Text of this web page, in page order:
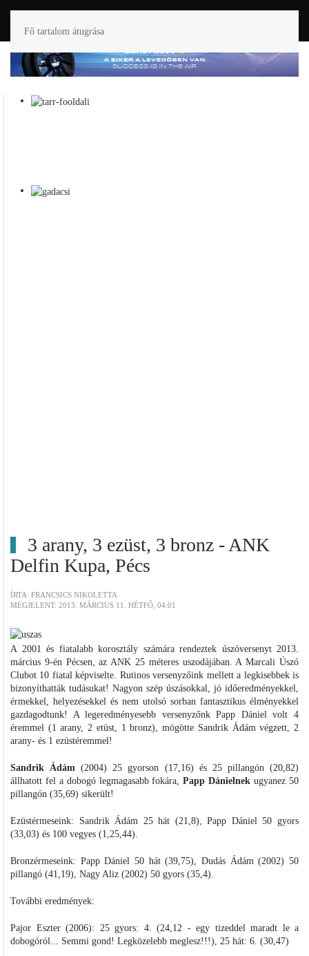
Fő tartalom átugrása
3 arany, 3 ezüst, 3 bronz - ANK
Delfin Kupa, Pécs
ÍRTA: FRANCSICS NIKOLETTA
MEGJELENT: 2013. MÁRCIUS 11. HÉTFŐ, 04:01
A 2001 és fiatalabb korosztály számára rendeztek úszóversenyt 2013.
március 9-én Pécsen, az ANK 25 méteres uszodájában. A Marcali Úszó
Clubot 10 fiatal képviselte. Rutinos versenyzőink mellett a legkisebbek is
bizonyíthatták tudásukat! Nagyon szép úszásokkal, jó időeredményekkel,
érmekkel, helyezésekkel és nem utolsó sorban fantasztikus élményekkel
gazdagodtunk! A legeredményesebb versenyzőnk Papp Dániel volt 4
éremmel (1 arany, 2 etüst, 1 bronz), mögötte Sandrik Ádám végzett, 2
arany- és 1 ezüstéremmel!
Sandrik Ádám (2004) 25 gyorson (17,16) és 25 pillangón (20,82)
állhatott fel a dobogó legmagasabb fokára,Papp Dánielnek ugyanez 50
pillangón (35,69) sikerült!
Ezüstérmeseink: Sandrik Ádám 25 hát (21,8), Papp Dániel 50 gyors
(33,03) és 100 vegyes (1,25,44).
Bronzérmeseink: Papp Dániel 50 hát (39,75), Dudás Ádám (2002) 50
pillangó (41,19), Nagy Aliz (2002) 50 gyors (35,4).
További eredmények:
Pajor Eszter (2006): 25 gyors: 4. (24,12 - egy tizeddel maradt le a
dobogóról... Semmi gond! Legközelebb meglesz!!!), 25 hát: 6. (30,47)